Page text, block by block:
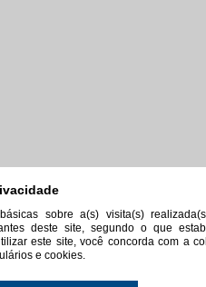
sobre a(s) visita(s)
deste site, segundo o que
este site, você concorda com a
e cookies.